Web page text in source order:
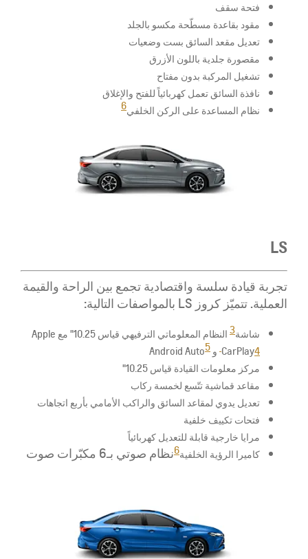
فتحة سقف
مقود بقاعدة مسطّحة مكسو بالجلد
تعديل مقعد السائق بست وضعيات
مقصورة جلدية باللون الأزرق
تشغيل المركبة بدون مفتاح
نافذة السائق تعمل كهربائياً للفتح والإغلاق
نظام المساعدة على الركن الخلفي6
LS
​تجربة قيادة سلسة واقتصادية تجمع بين الراحة والقيمة
العملية. تتميّز كروز LS بالمواصفات التالية:
شاشة3
النظام المعلوماتي الترفيهي قياس 10.25" مع Apple
CarPlay4 و Android Auto 5
مركز معلومات القيادة قياس 10.25"
مقاعد قماشية تتّسع لخمسة ركاب
تعديل يدوي لمقاعد السائق والراكب الأمامي بأربع اتجاهات
فتحات تكييف خلفية
مرايا خارجية قابلة للتعديل كهربائياً
كاميرا الرؤية الخلفية6نظام صوتي بـ6 مكبّرات صوت